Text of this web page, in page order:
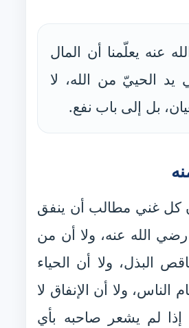
عنه يعلّمنا أن المال
الحييّ من الله، لا
بل إلى باب نفع.
كل غني مطالب أن ينفق
الله عنه، ولا أن من
البذل، ولا أن الحياء
الناس، ولا أن الإنفاق لا
إذا لم يشعر صاحبه بأي